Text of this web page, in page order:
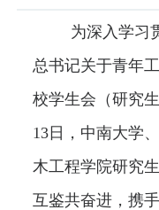
为深入学习
总书记关于青年
校学生会（研究
13日，中南大学
木工程学院研究
互鉴共奋进，携